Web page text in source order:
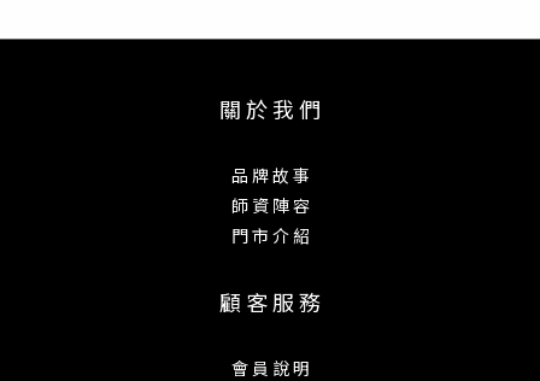
關 於 我 們
品 牌 故 事
師 資 陣 容
門 市 介 紹
顧 客 服 務
會 員 說 明